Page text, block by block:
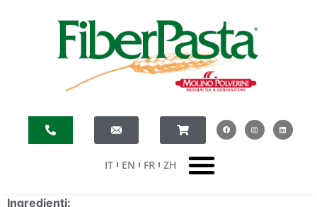
IT EN FR ZH
Ingredienti: